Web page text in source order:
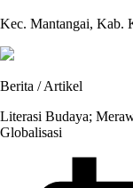
Kec. Mantangai, Kab.
Berita / Artikel
Literasi Budaya;
Globalisasi